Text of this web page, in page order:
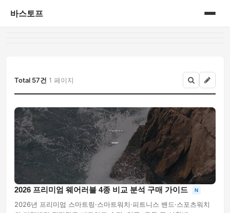
바스토프
삼성 블루로거 1기
생활정보
세상이야기
신제품
Total 57건 1 페이지
2026 프리미엄 웨어러블 4종 비교 분석 구매 가이드 N
2026년 프리미엄 스마트링·스마트워치·피트니스 밴드·스포츠워치